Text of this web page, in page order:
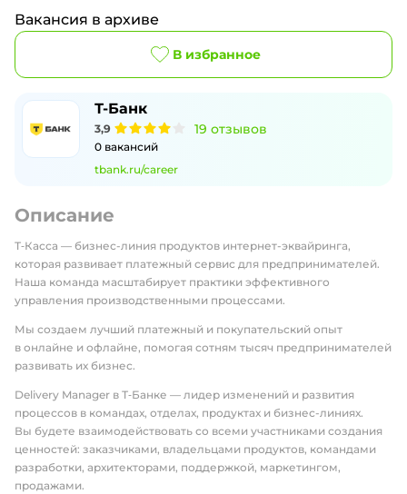
Вакансия в архиве
В избранное
Т-Банк
3,9 19 отзывов
0 вакансий
tbank.ru/career
Описание
Т‑Касса — бизнес-линия продуктов интернет-эквайринга,
которая развивает платежный сервис для предпринимателей.
Наша команда масштабирует практики эффективного
управления производственными процессами.
Мы создаем лучший платежный и покупательский опыт
в онлайне и офлайне, помогая сотням тысяч предпринимателей
развивать их бизнес.
Delivery Manager в Т‑Банке — лидер изменений и развития
процессов в командах, отделах, продуктах и бизнес-линиях.
Вы будете взаимодействовать со всеми участниками создания
ценностей: заказчиками, владельцами продуктов, командами
разработки, архитекторами, поддержкой, маркетингом,
продажами.